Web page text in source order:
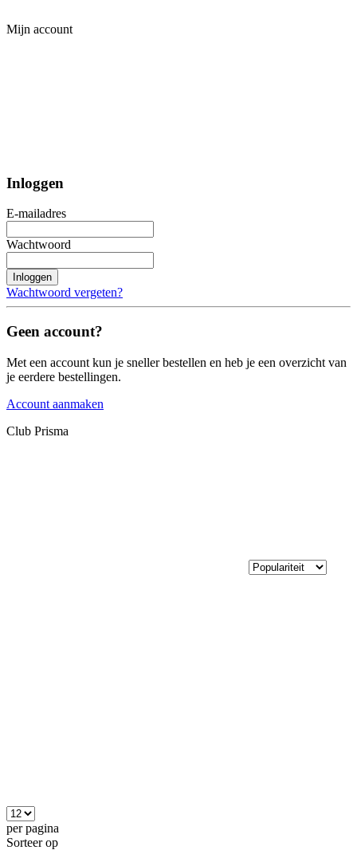
Mijn account
Inloggen
E-mailadres
Wachtwoord
Inloggen
Wachtwoord vergeten?
Geen account?
Met een account kun je sneller bestellen en heb je een overzicht van
je eerdere bestellingen.
Account aanmaken
Club Prisma
per pagina
Sorteer op